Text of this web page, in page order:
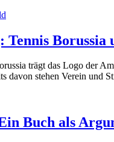
trägt das Logo der
davon stehen Verein und
Buch als